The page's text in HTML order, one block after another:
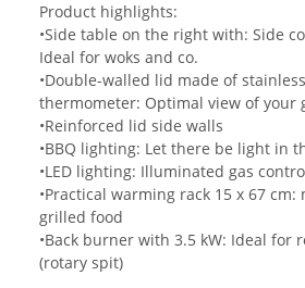
Product highlights:
•Side table on the right with: Side
Ideal for woks and co.
•Double-walled lid made of
thermometer: Optimal view of your
•Reinforced lid side walls
•BBQ lighting: Let there be light in
•LED lighting: Illuminated gas
•Practical warming rack 15 x 67
grilled food
•Back burner with 3.5 kW: Ideal for
(rotary spit)